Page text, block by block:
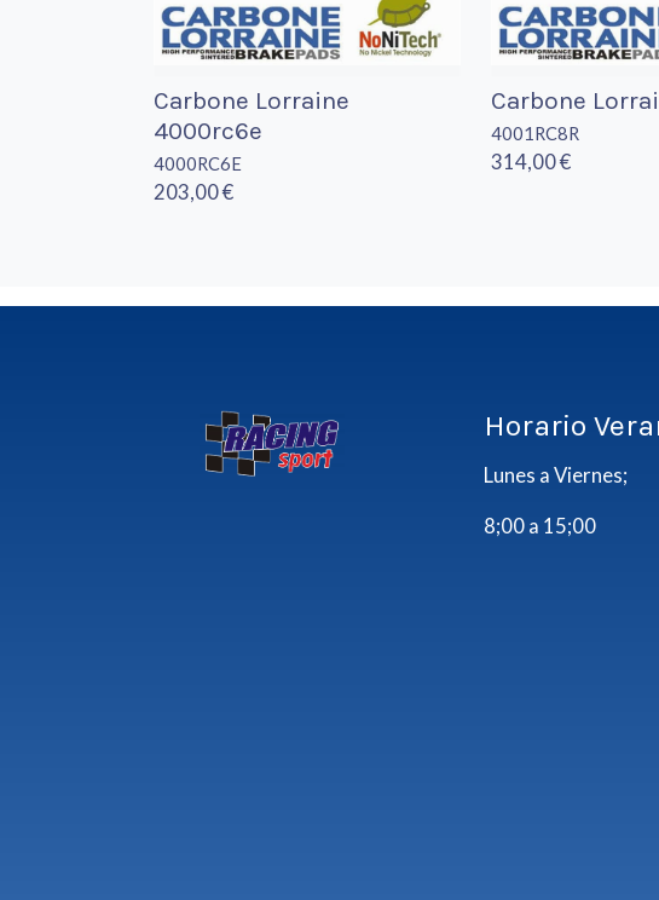
Carbone Lorraine
4000rc6e
4000RC6E
203,00 €
Carbone
4001RC8R
314,00 €
Horario
Lunes a Viernes;
8;00 a 15;00